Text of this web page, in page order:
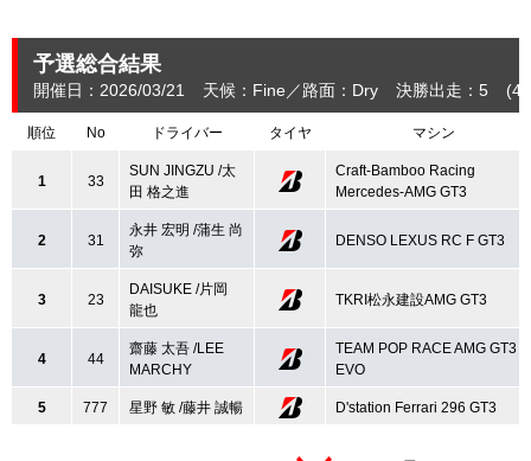
予選総合結果
開催日：2026/03/21 天候：Fine 路面：Dry 決勝出走：5
順位 No ドライバー タイヤ マシン
1 33
SUN JINGZU /太
田 格之進
Craft-Bamboo Racing
Mercedes-AMG GT3
2 31
永井 宏明 /蒲生 尚
弥
DENSO LEXUS RC F GT3
3 23
DAISUKE /片岡
龍也
TKRI松永建設AMG GT3
4 44
齋藤 太吾 /LEE
MARCHY
TEAM POP RACE AMG GT3
EVO
5 777 星野 敏 /藤井 誠暢 D'station Ferrari 296 GT3